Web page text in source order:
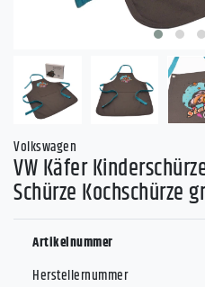
Volkswagen
VW Käfer
Schürze Kochschürze
Artikelnummer
Herstellernummer